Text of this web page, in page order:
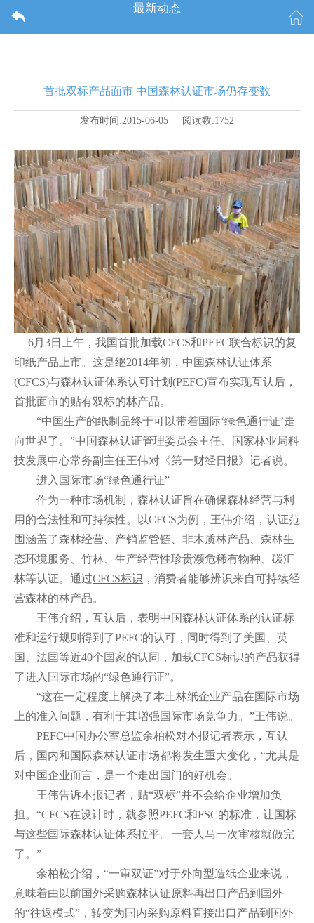
最新动态
首批双标产品面市 中国森林认证市场仍存变数
发布时间:2015-06-05 阅读数:1752
6月3日上午，我国首批加载CFCS和PEFC联合标识的复
印纸产品上市。这是继2014年初， 中国森林认证体系
(CFCS)与森林认证体系认可计划(PEFC)宣布实现互认后，
首批面市的贴有双标的林产品。
“中国生产的纸制品终于可以带着国际‘绿色通行证’走
向世界了。”中国森林认证管理委员会主任、国家林业局科
技发展中心常务副主任王伟对《第一财经日报》记者说。
进入国际市场“绿色通行证”
作为一种市场机制，森林认证旨在确保森林经营与利
用的合法性和可持续性。以CFCS为例，王伟介绍，认证范
围涵盖了森林经营、产销监管链、非木质林产品、森林生
态环境服务、竹林、生产经营性珍贵濒危稀有物种、碳汇
林等认证。通过CFCS标识 ，消费者能够辨识来自可持续经
营森林的林产品。
王伟介绍，互认后，表明中国森林认证体系的认证标
准和运行规则得到了PEFC的认可，同时得到了美国、英
国、法国等近40个国家的认同，加载CFCS标识的产品获得
了进入国际市场的“绿色通行证”。
“这在一定程度上解决了本土林纸企业产品在国际市场
上的准入问题，有利于其增强国际市场竞争力。”王伟说。
PEFC中国办公室总监余柏松对本报记者表示，互认
后，国内和国际森林认证市场都将发生重大变化，“尤其是
对中国企业而言，是一个走出国门的好机会。
王伟告诉本报记者，贴“双标”并不会给企业增加负
担。“CFCS在设计时，就参照PEFC和FSC的标准，让国标
与这些国际森林认证体系拉平。一套人马一次审核就做完
了。”
余柏松介绍，“一审双证”对于外向型造纸企业来说，
意味着由以前国外采购森林认证原料再出口产品到国外
的“往返模式”，转变为国内采购原料直接出口产品到国外